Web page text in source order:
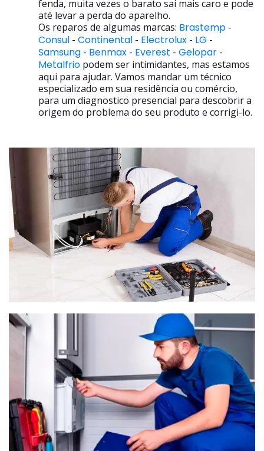
fenda, muita vezes o barato sai mais caro e pode
até levar a perda do aparelho.
Os reparos de algumas marcas: Brastemp -
Consul - Continental - Electrolux - LG -
Samsung - Benmax - Everest - Gelopar -
Metalfrio podem ser intimidantes, mas estamos
aqui para ajudar. Vamos mandar um técnico
especializado em sua residência ou comércio,
para um diagnostico presencial para descobrir a
origem do problema do seu produto e corrigi-lo.